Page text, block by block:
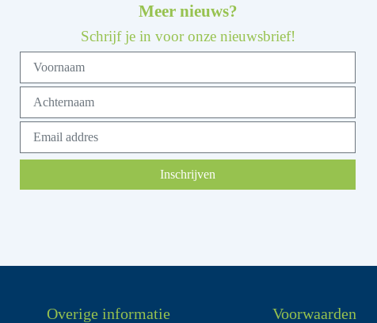
Meer nieuws?
Schrijf je in voor onze nieuwsbrief!
Inschrijven
Overige informatie Voorwaarden